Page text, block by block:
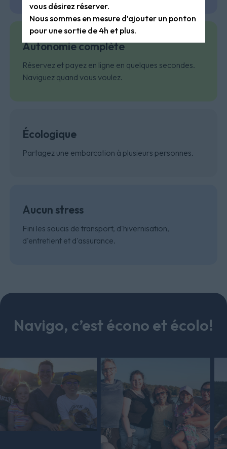
Autonomie complète
Réservez et payez en ligne en quelques secondes.
Naviguez quand vous voulez.
Écologique
Partagez une embarcation à plusieurs personnes.
Aucun stress
Fini les soucis de transport, d'hivernisation,
d'entretient et d'assurance.
Navigo, c’est écono et écolo!
vous désirez réserver.
Nous sommes en mesure d’ajouter un ponton
pour une sortie de 4h et plus.